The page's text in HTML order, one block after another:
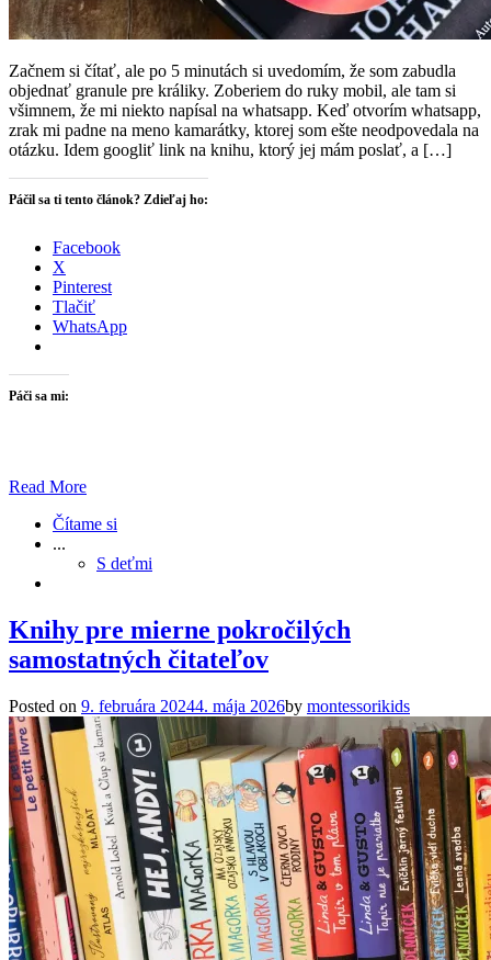
Začnem si čítať, ale po 5 minutách si uvedomím, že som zabudla
objednať granule pre králiky. Zoberiem do ruky mobil, ale tam si
všimnem, že mi niekto napísal na whatsapp. Keď otvorím whatsapp,
zrak mi padne na meno kamarátky, ktorej som ešte neodpovedala na
otázku. Idem googliť link na knihu, ktorý jej mám poslať, a […]
Páčil sa ti tento článok? Zdieľaj ho:
Facebook
X
Pinterest
Tlačiť
WhatsApp
Páči sa mi:
Read More
Čítame si
...
S deťmi
Knihy pre mierne pokročilých
samostatných čitateľov
Posted on 9. februára 20244. mája 2026by montessorikids